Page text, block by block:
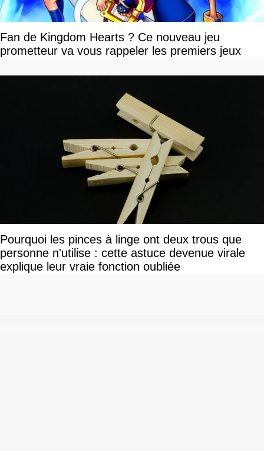
Fan de Kingdom Hearts ? Ce nouveau jeu
prometteur va vous rappeler les premiers jeux
Pourquoi les pinces à linge ont deux trous que
personne n'utilise : cette astuce devenue virale
explique leur vraie fonction oubliée